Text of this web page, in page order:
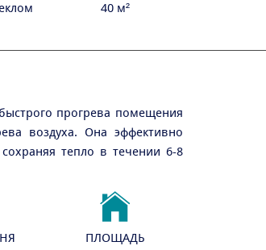
40 м²
прогрева помещения
воздуха. Она эффективно
тепло в течении 6-8
ПЛОЩАДЬ